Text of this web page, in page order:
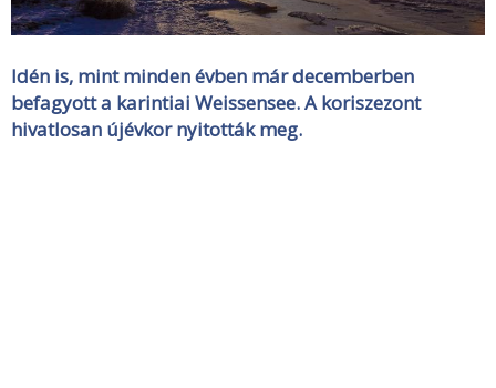
Idén is, mint minden évben már decemberben
befagyott a karintiai Weissensee. A koriszezont
hivatlosan újévkor nyitották meg.